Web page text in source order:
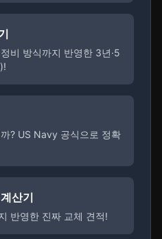
비 방식까지 반영한 3년·5
? US Navy 공식으로 정확
산기
반영한 진짜 교체 견적!